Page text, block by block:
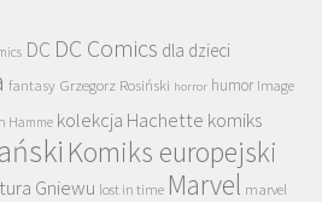
DC DC Comics dla dzieci
fantasy Grzegorz Rosiński horror humor Image
Hamme kolekcja Hachette komiks
Komiks europejski
Gniewu lost in time Marvel marvel